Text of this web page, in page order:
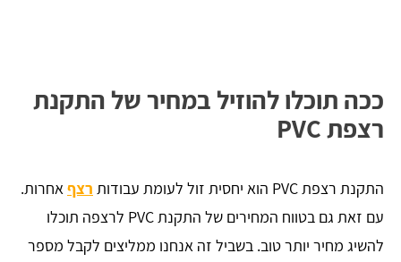
ככה תוכלו להוזיל במחיר של התקנת
רצפת PVC
התקנת רצפת PVC הוא יחסית זול לעומת עבודות רצףאחרות.
עם זאת גם בטווח המחירים של התקנת PVC לרצפה תוכלו
להשיג מחיר יותר טוב. בשביל זה אנחנו ממליצים לקבל מספר